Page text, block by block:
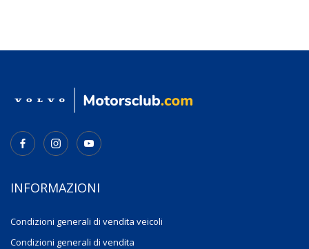
INFORMAZIONI
Condizioni generali di vendita veicoli
Condizioni generali di vendita